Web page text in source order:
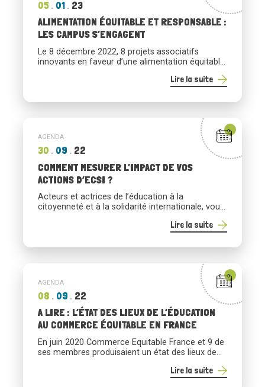
05 01 23
ALIMENTATION ÉQUITABLE ET RESPONSABLE :
LES CAMPUS S’ENGAGENT
Le 8 décembre 2022, 8 projets associatifs
innovants en faveur d’une alimentation équitable
13 projets étudiants pré-sélectionnés.Lire la suite
AGENDA
30 09
22
COMMENT MESURER L’IMPACT DE VOS
ACTIONS D’ECSI ?
Acteurs et actrices de l’éducation à la
citoyenneté et à la solidarité internationale, vous
Découvrez cette nouvelle publication du F3E, qui
mis en place par les acteurs de l’ECSI, et
Lire la suite
AGENDA
08 09
22
A LIRE : L’ÉTAT DES LIEUX DE L’ÉDUCATION
AU COMMERCE ÉQUITABLE EN FRANCE
En juin 2020 Commerce Equitable France et 9 de
ses membres produisaient un état des lieux de
France, dressant les contours des activités d’ECE
Lire la suite